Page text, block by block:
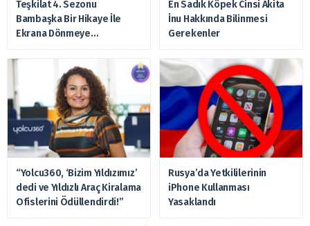
Teşkilat 4. Sezonu
Bambaşka Bir Hikaye İle
Ekrana Dönmeye
En Sadık Köpek Cinsi Akita
İnu Hakkında Bilinmesi
Gerekenler
“Yolcu360, ‘Bizim Yıldızımız’
dedi ve Yıldızlı Araç Kiralama
Ofislerini Ödüllendirdi!”
Rusya’da Yetkililerinin
iPhone Kullanması
Yasaklandı